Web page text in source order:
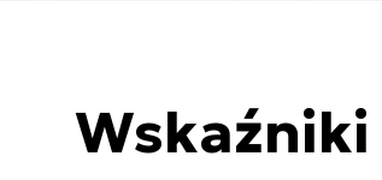
Wskaźniki